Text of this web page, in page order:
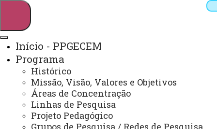
Webmail Sistemas
Arquivo Virtual
Campus
Início - PPGECEM
Programa
Histórico
Missão, Visão, Valores e Objetivos
Áreas de Concentração
Linhas de Pesquisa
Projeto Pedagógico
Grupos de Pesquisa / Redes de Pesquisa